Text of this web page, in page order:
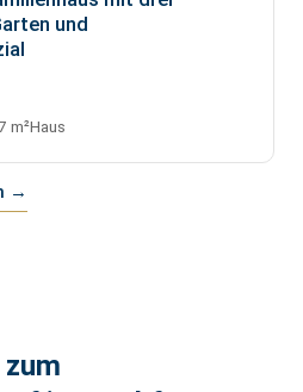
und
m²Haus
→